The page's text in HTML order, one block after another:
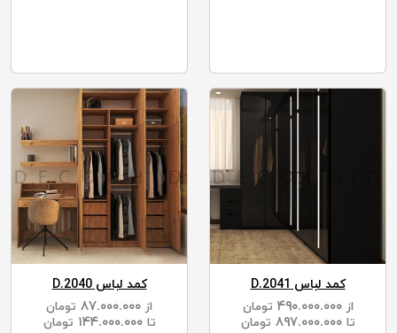
کمد لباس D.2040
از
تومان
تا ۱۴۴.۰۰۰.۰۰۰ تومان
کمد لباس D.2041
از ۴۹۰.۰۰۰.۰۰۰
تومان
تا ۸۹۷.۰۰۰.۰۰۰ تومان